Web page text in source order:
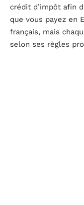
crédit d’impôt afin
que vous payez en
français, mais
selon ses règles